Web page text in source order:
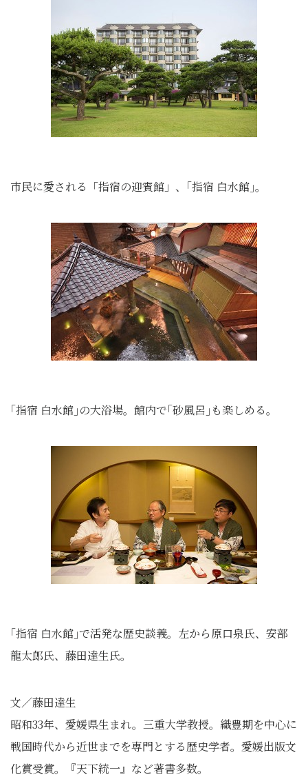
市民に愛される「指宿の迎賓館」、｢指宿 白水館｣。
｢指宿 白水館｣の大浴場。館内で｢砂風呂｣も楽しめる。
｢指宿 白水館｣で活発な歴史談義。左から原口泉氏、安部
龍太郎氏、藤田達生氏。
文／藤田達生
昭和33年、愛媛県生まれ。三重大学教授。織豊期を中心に
戦国時代から近世までを専門とする歴史学者。愛媛出版文
化賞受賞。『天下統一』など著書多数。